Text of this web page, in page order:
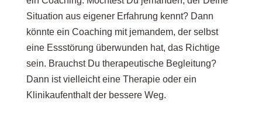
Situation aus eigener Erfahrung kennt? Dann
könnte ein Coaching mit jemandem, der selbst
eine Essstörung überwunden hat, das Richtige
sein. Brauchst Du therapeutische Begleitung?
Dann ist vielleicht eine Therapie oder ein
Klinikaufenthalt der bessere Weg.